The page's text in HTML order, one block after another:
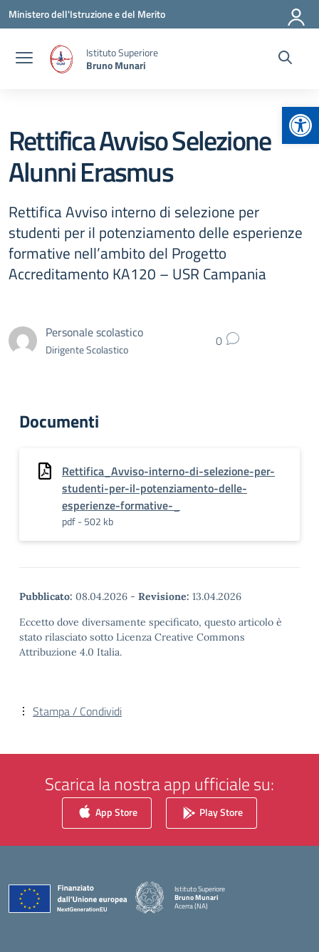
Vai ai contenuti
Vai al menu di navigazione
Vai al footer
Ministero dell'Istruzione e del Merito
Istituto Superiore
Bruno Munari
Rettifica Avviso Selezione
Alunni Erasmus
Rettifica Avviso interno di selezione per
studenti per il potenziamento delle esperienze
formative nell’ambito del Progetto
Accreditamento KA120 – USR Campania
Personale scolastico
Dirigente Scolastico 0
Documenti
Rettifica_Avviso-interno-di-selezione-per-
studenti-per-il-potenziamento-delle-
esperienze-formative-_
pdf - 502 kb
Pubblicato: 08.04.2026 - Revisione: 13.04.2026
Eccetto dove diversamente specificato, questo articolo è
stato rilasciato sotto Licenza Creative Commons
Attribuzione 4.0 Italia.
Stampa / Condividi
Scarica la nostra app ufficiale su:
App Store Play Store
Istituto Superiore
Bruno Munari
Acerra (NA)